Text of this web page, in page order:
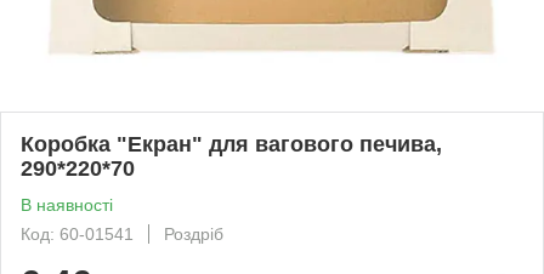
Коробка "Екран" для вагового печива,
290*220*70
В наявності
Код: 60-01541
Роздріб